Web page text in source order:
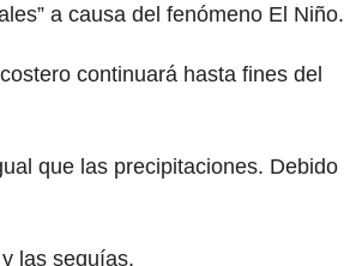
a causa del fenómeno El Niño.
continuará hasta fines del
que las precipitaciones. Debido
las sequías.